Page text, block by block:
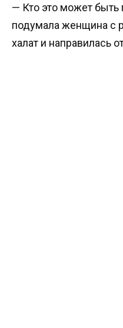
— Кто это может быть
подумала женщина с
халат и направилась